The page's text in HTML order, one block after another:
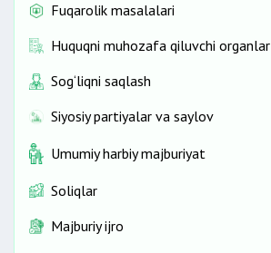
Fuqarolik masalalari
Huquqni muhozafa qiluvchi organlar
Sog‘liqni saqlash
Siyosiy partiyalar va saylov
Umumiy harbiy majburiyat
Soliqlar
Majburiy ijro